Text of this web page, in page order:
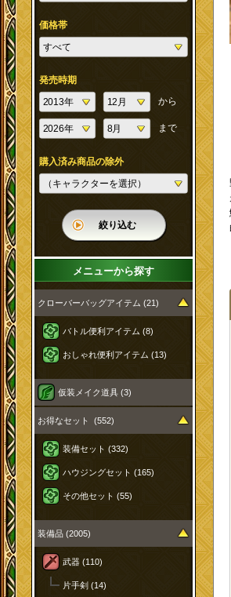
価格帯
発売時期
から
まで
購入済み商品の除外
絞り込む
メニューから探す
クローバーバッグアイテム (21)
バトル便利アイテム (8)
おしゃれ便利アイテム (13)
仮装メイク道具 (3)
お得なセット (552)
装備セット (332)
ハウジングセット (165)
その他セット (55)
装備品 (2005)
武器 (110)
片手剣 (14)